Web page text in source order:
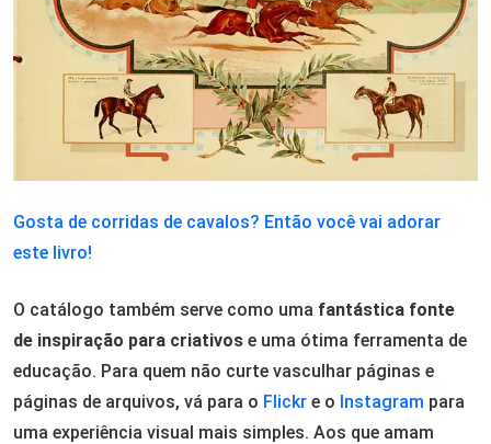
Gosta de corridas de cavalos? Então você vai adorar
este livro!
O catálogo também serve como uma fantástica fonte
de inspiração para criativos e uma ótima ferramenta de
educação. Para quem não curte vasculhar páginas e
páginas de arquivos, vá para o Flickr e o Instagram para
uma experiência visual mais simples. Aos que amam